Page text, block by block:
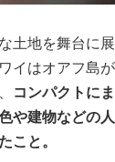
土地を舞台に
イはオアフ島
コンパクトに
や建物などの
こと。